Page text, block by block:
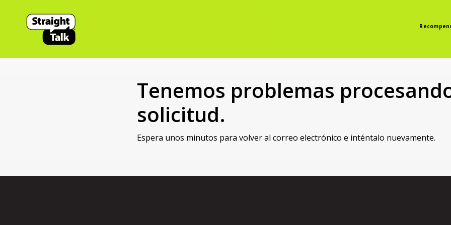
Tenemos problemas
solicitud.
Espera unos minutos para volver al correo electrónico e inténtalo nuevamente.